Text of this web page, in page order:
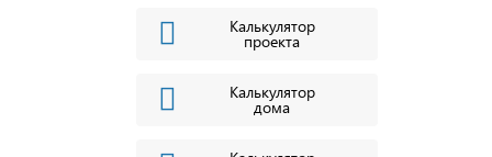
Калькулятор
проекта
Калькулятор
дома